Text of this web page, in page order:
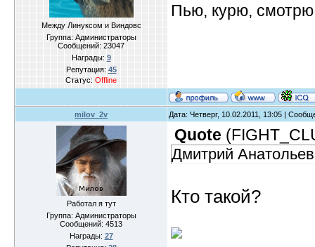
Между Линуксом и Виндовс
Группа: Администраторы
Сообщений: 23047
Награды: 9
Репутация: 45
Статус: Offline
Пью, курю, смотрю
milov_2v Дата: Четверг, 10.02.2011, 13:05 |
Работал я тут
Группа: Администраторы
Сообщений: 4513
Награды: 27
Quote (
Дмитрий
Кто такой?